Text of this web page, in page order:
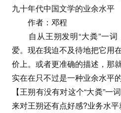
九十年代中国文学的业余水平
作者：邓程
自从王朔发明“大粪”一词
爱。现在我迫不及待地把它用
价上。或者更准确的描述，那
实在在只不过是一种业余水平的
【王朔有没有对这个“大粪”
来对王朔还有点好感?业务水平